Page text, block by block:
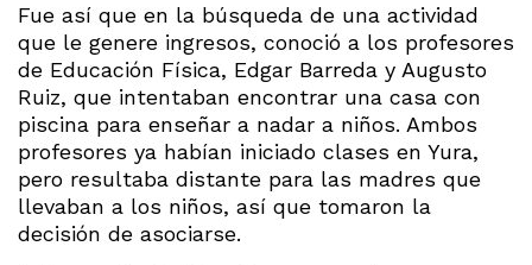
Fue así que en la búsqueda de una actividad
que le genere ingresos, conoció a los profesores
de Educación Física, Edgar Barreda y Augusto
Ruiz, que intentaban encontrar una casa con
piscina para enseñar a nadar a niños. Ambos
profesores ya habían iniciado clases en Yura,
pero resultaba distante para las madres que
llevaban a los niños, así que tomaron la
decisión de asociarse.